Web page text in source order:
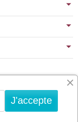
DE LA
CHATS
J'accepte